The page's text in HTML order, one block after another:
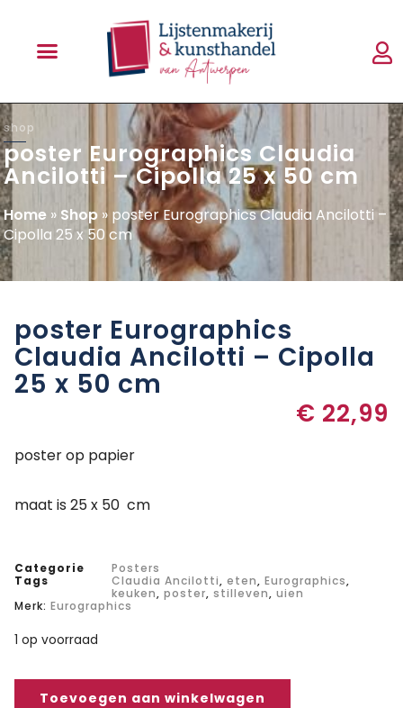
shop
poster Eurographics Claudia
Ancilotti – Cipolla 25 x 50 cm
Home » Shop » poster Eurographics Claudia Ancilotti –
Cipolla 25 x 50 cm
poster Eurographics
Claudia Ancilotti – Cipolla
25 x 50 cm
€ 22,99
poster op papier
maat is 25 x 50 cm
Categorie
Posters
Tags
Claudia Ancilotti, eten, Eurographics,
keuken, poster, stilleven, uien
Merk: Eurographics
1 op voorraad
Toevoegen aan winkelwagen